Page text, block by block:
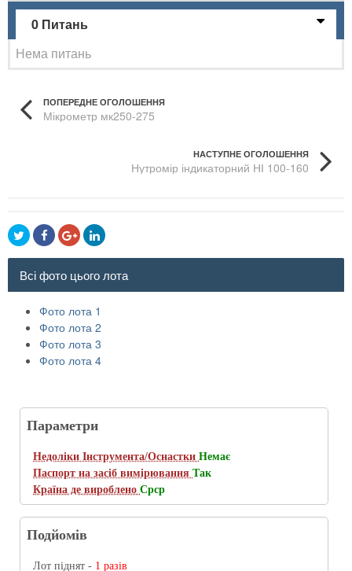
0 Питань
Нема питань
ПОПЕРЕДНЕ ОГОЛОШЕННЯ
Мікрометр мк250-275
НАСТУПНЕ ОГОЛОШЕННЯ
Нутромір індикаторний НІ 100-160
Всі фото цього лота
Фото лота 1
Фото лота 2
Фото лота 3
Фото лота 4
Параметри
Недоліки Інструмента/Оснастки Немає
Паспорт на засіб вимірювання Так
Країна де вироблено Срср
Подйомів
Лот піднят - 1 разів